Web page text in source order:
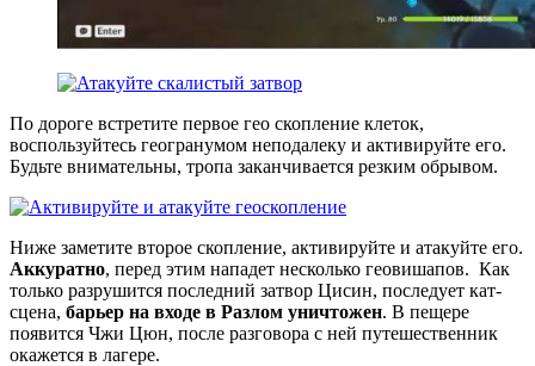
По дороге встретите первое гео скопление клеток,
воспользуйтесь геогранумом неподалеку и активируйте его.
Будьте внимательны, тропа заканчивается резким обрывом.
Ниже заметите второе скопление, активируйте и атакуйте его.
Аккуратно, перед этим нападет несколько геовишапов. Как
только разрушится последний затвор Цисин, последует кат-
сцена, барьер на входе в Разлом уничтожен. В пещере
появится Чжи Цюн, после разговора с ней путешественник
окажется в лагере.